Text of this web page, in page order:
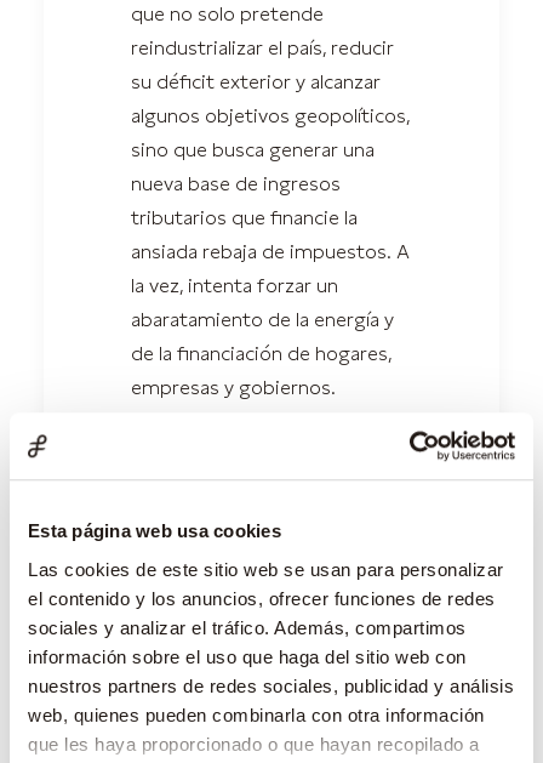
Esta página web usa cookies
Las cookies de este sitio web se usan para personalizar
el contenido y los anuncios, ofrecer funciones de redes
sociales y analizar el tráfico. Además, compartimos
información sobre el uso que haga del sitio web con
nuestros partners de redes sociales, publicidad y análisis
web, quienes pueden combinarla con otra información
que les haya proporcionado o que hayan recopilado a
que no solo pretende
reindustrializar el país, reducir
su déficit exterior y alcanzar
algunos objetivos geopolíticos,
sino que busca generar una
nueva base de ingresos
tributarios que financie la
ansiada rebaja de impuestos. A
la vez, intenta forzar un
abaratamiento de la energía y
de la financiación de hogares,
empresas y gobiernos.
podría suponer el mayor
económica de las últimas
décadas en todo el mundo.
Como cabría esperar -aunque
llevaran meses
subestimándolo- los mercados
han reaccionado muy
negativamente, pasando a